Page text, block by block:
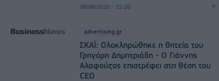
08/08/2026 - 15:26
advertising.gr
ΣΚΑΪ: Ολοκληρώθηκε η θητεία του
Γρηγόρη Δημητριάδη - Ο Γιάννης
Αλαφούζος επιστρέφει στη θέση του
CEO